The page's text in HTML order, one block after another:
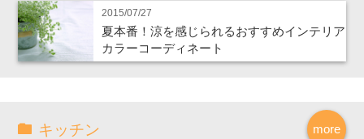
2015/07/27
夏本番！涼を感じられるおすすめインテリア
カラーコーディネート
more
キッチン